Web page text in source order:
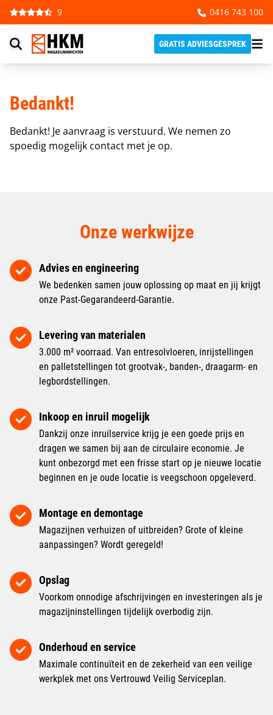
Ga naar de inhoud
9 0416 743 100
GRATIS ADVIESGESPREK
Bedankt!
Bedankt! Je aanvraag is verstuurd. We nemen zo
spoedig mogelijk contact met je op.
Onze werkwijze
Advies en engineering
We bedenken samen jouw oplossing op maat en jij krijgt
onze Past-Gegarandeerd-Garantie.
Levering van materialen
3.000 m² voorraad. Van entresolvloeren, inrijstellingen
en palletstellingen tot grootvak-, banden-, draagarm- en
legbordstellingen.
Inkoop en inruil mogelijk
Dankzij onze inruilservice krijg je een goede prijs en
dragen we samen bij aan de circulaire economie. Je
kunt onbezorgd met een frisse start op je nieuwe locatie
beginnen en je oude locatie is veegschoon opgeleverd.
Montage en demontage
Magazijnen verhuizen of uitbreiden? Grote of kleine
aanpassingen? Wordt geregeld!
Opslag
Voorkom onnodige afschrijvingen en investeringen als je
magazijninstellingen tijdelijk overbodig zijn.
Onderhoud en service
Maximale continuïteit en de zekerheid van een veilige
werkplek met ons Vertrouwd Veilig Serviceplan.